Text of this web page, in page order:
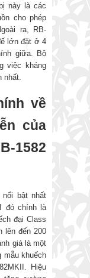
này là các
cho phép
ra, RB-
lớn đặt ở 4
giữa. Bộ
việc kháng
nhất.
về
của
1582
nổi bật nhất
đó chính là
đại Class
lên đến 200
giá là một
khuếch
Hiệu